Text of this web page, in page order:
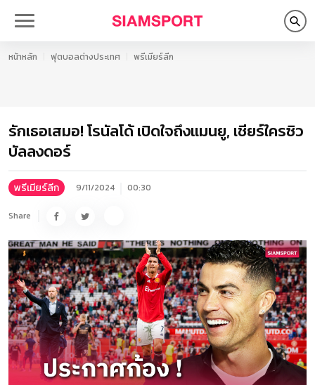
หน้าหลัก ฟุตบอลต่างประเทศ พรีเมียร์ลีก
รักเธอเสมอ! โรนัลโด้ เปิดใจถึงแมนยู, เชียร์ใครซิว
บัลลงดอร์
พรีเมียร์ลีก 9/11/2024 00:30
Share